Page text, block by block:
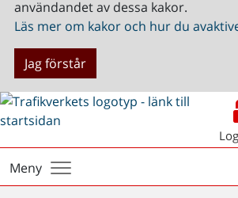
användandet av dessa kakor.
Läs mer om kakor och hur du
Jag förstår
Meny